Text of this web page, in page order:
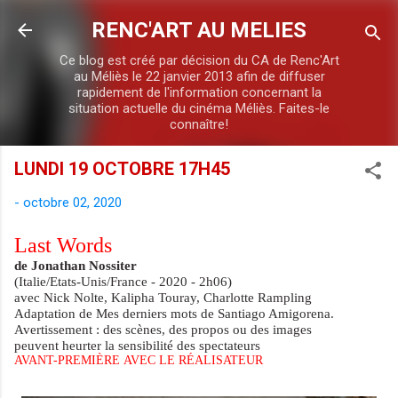
Accéder au contenu principal
RENC'ART AU MELIES
Ce blog est créé par décision du CA de Renc'Art
au Méliès le 22 janvier 2013 afin de diffuser
rapidement de l'information concernant la
situation actuelle du cinéma Méliès. Faites-le
connaître!
LUNDI 19 OCTOBRE 17H45
- octobre 02, 2020
Last Words
de Jonathan Nossiter
(Italie/Etats-Unis/France - 2020 - 2h06)
avec Nick Nolte, Kalipha Touray, Charlotte Rampling
Adaptation de Mes derniers mots de Santiago Amigorena.
Avertissement : des scènes, des propos ou des images
peuvent heurter la sensibilité des spectateurs
AVANT-PREMIÈRE AVEC LE RÉALISATEUR